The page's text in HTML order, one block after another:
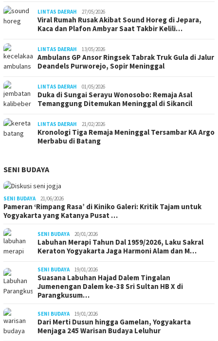
LINTAS DAERAH 27/05/2026
Viral Rumah Rusak Akibat Sound Horeg di Jepara,
Kaca dan Plafon Ambyar Saat Takbir Kelili…
LINTAS DAERAH 13/05/2026
Ambulans GP Ansor Ringsek Tabrak Truk Gula di Jalur
Deandels Purworejo, Sopir Meninggal
LINTAS DAERAH 01/05/2026
Duka di Sungai Serayu Wonosobo: Remaja Asal
Temanggung Ditemukan Meninggal di Sikancil
LINTAS DAERAH 21/02/2026
Kronologi Tiga Remaja Meninggal Tersambar KA Argo
Merbabu di Batang
SENI BUDAYA
SENI BUDAYA 21/06/2026
Pameran ‘Rimpang Rasa’ di Kiniko Galeri: Kritik Tajam untuk
Yogyakarta yang Katanya Pusat …
SENI BUDAYA 20/01/2026
Labuhan Merapi Tahun Dal 1959/2026, Laku Sakral
Keraton Yogyakarta Jaga Harmoni Alam dan M…
SENI BUDAYA 19/01/2026
Suasana Labuhan Hajad Dalem Tingalan
Jumenengan Dalem ke-38 Sri Sultan HB X di
Parangkusum…
SENI BUDAYA 19/01/2026
Dari Merti Dusun hingga Gamelan, Yogyakarta
Menjaga 245 Warisan Budaya Leluhur